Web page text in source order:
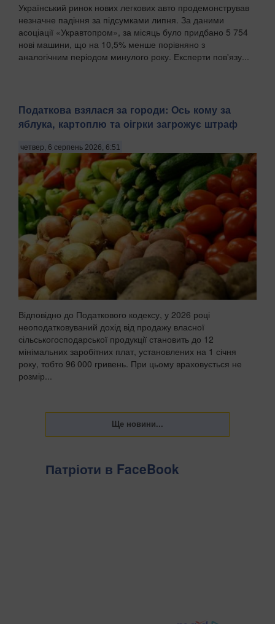
Український ринок нових легкових авто продемонстрував
незначне падіння за підсумками липня. За даними
асоціації «Укравтопром», за місяць було придбано 5 754
нові машини, що на 10,5% менше порівняно з
аналогічним періодом минулого року. Експерти пов'язу...
Податкова взялася за городи: Ось кому за
яблука, картоплю та оігрки загрожує штраф
четвер, 6 серпень 2026, 6:51
Відповідно до Податкового кодексу, у 2026 році
неоподатковуваний дохід від продажу власної
сільськогосподарської продукції становить до 12
мінімальних заробітних плат, установлених на 1 січня
року, тобто 96 000 гривень. При цьому враховується не
розмір...
Патріоти в FaceBook